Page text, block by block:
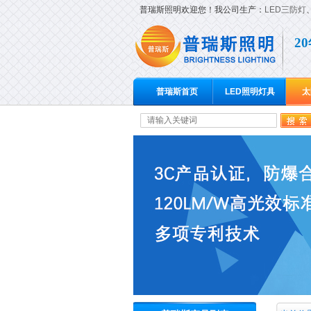
普瑞斯照明欢迎您！我公司生产： LED三防灯
普瑞斯首页 LED照明灯具